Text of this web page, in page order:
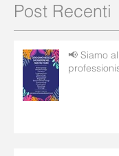
Post Recenti
📢 Siamo